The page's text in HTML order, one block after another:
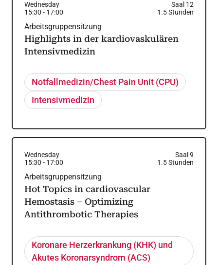
Wednesday
Saal 12
15:30 - 17:00 1.5Stunden
Arbeitsgruppensitzung
Highlights in der kardiovaskulären
Intensivmedizin
Notfallmedizin/Chest Pain Unit (CPU)
Intensivmedizin
Wednesday
Saal 9
15:30 - 17:00 1.5Stunden
Arbeitsgruppensitzung
Hot Topics in cardiovascular
Hemostasis – Optimizing
Antithrombotic Therapies
Koronare Herzerkrankung (KHK) und
Akutes Koronarsyndrom (ACS)